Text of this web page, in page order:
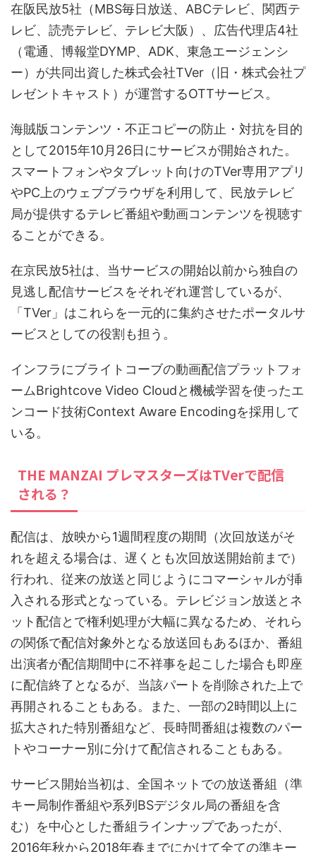
在阪民放5社（MBS毎日放送、ABCテレビ、関西テ
レビ、読売テレビ、テレビ大阪）、広告代理店4社
（電通、博報堂DYMP、ADK、東急エージェンシ
ー）が共同出資した株式会社TVer（旧・株式会社プ
レゼントキャスト）が運営するOTTサービス。
海賊版コンテンツ・不正コピーの防止・対抗を目的
として2015年10月26日にサービスが開始された。
スマートフォンやタブレット向けのTVer専用アプリ
やPC上のウェブブラウザを利用して、民放テレビ
局が提供するテレビ番組や動画コンテンツを視聴す
ることができる。
在京民放5社は、当サービスの開始以前から独自の
見逃し配信サービスをそれぞれ運営しているが、
「TVer」はこれらを一元的に集約させたポータルサ
ービスとしての役割も担う。
インフラにブライトコーブの動画配信プラットフォ
ームBrightcove Video Cloudと機械学習を使ったエ
ンコード技術Context Aware Encodingを採用して
いる。
THE MANZAI プレマスターズはTVerで配信
される？
配信は、放映から1週間程度の期間（次回放送がそ
れを超える場合は、遅くとも次回放送開始前まで）
行われ、従来の放送と同じようにコマーシャルが挿
入される形式となっている。テレビジョン放送とネ
ット配信とで権利処理が大幅に異なるため、それら
の関係で配信対象外となる放送回もあるほか、番組
出演者が配信期間中に不祥事を起こした場合も即座
に配信終了となるが、当該パートを削除された上で
再開されることもある。また、一部の2時間以上に
拡大された特別番組など、長時間番組は複数のパー
トやコーナー別に分けて配信されることもある。
サービス開始当初は、全国ネットでの放送番組（準
キー局制作番組や系列BSデジタル局の番組を含
む）を中心とした番組ラインナップであったが、
2016年秋から2018年春までにかけて全ての準キー